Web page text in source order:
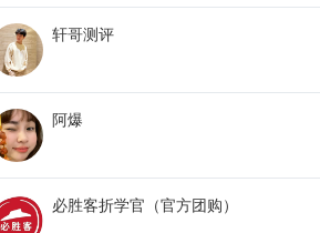
轩哥测评
阿爆
必胜客折学官（官方团购）